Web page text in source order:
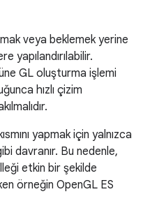
veya beklemek yerine
yapılandırılabilir.
GL oluşturma işlemi
hızlı çizim
yapmak için yalnızca
davranır. Bu nedenle,
etkin bir şekilde
örneğin OpenGL ES